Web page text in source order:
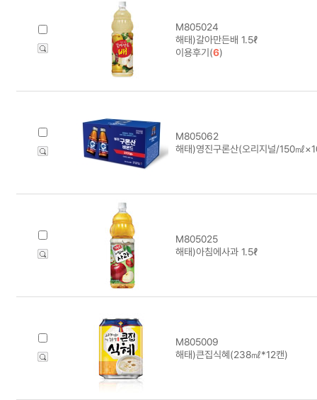
M805024
해태)갈아만든배 1.5ℓ
이용후기(6)
M805062
해태)영진구론산(오리지널/150㎖
M805025
해태)아침에사과 1.5ℓ
M805009
해태)큰집식혜(238㎖*12캔)